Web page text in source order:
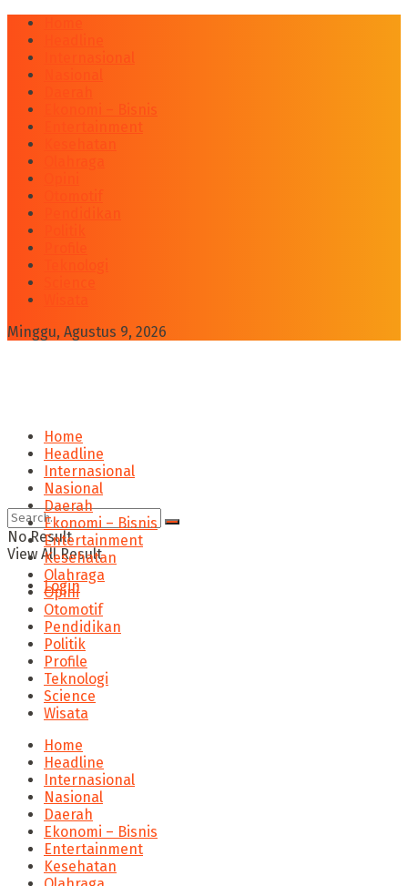
Internasional
Ekonomi – Bisnis
Entertainment
Minggu, Agustus 9, 2026
No Result
View All Result
Login
Home
Headline
Internasional
Nasional
Daerah
Ekonomi – Bisnis
Entertainment
Kesehatan
Olahraga
Opini
Otomotif
Pendidikan
Politik
Profile
Teknologi
Science
Wisata
Home
Headline
Internasional
Nasional
Daerah
Ekonomi – Bisnis
Entertainment
Kesehatan